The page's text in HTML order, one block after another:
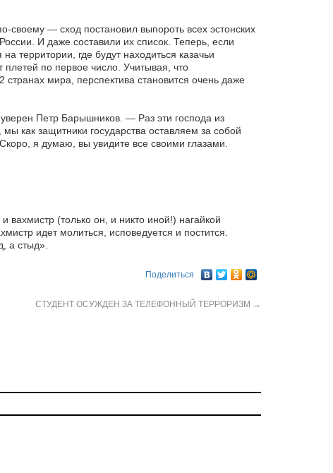
своему — сход постановил выпороть всех эстонских
И даже составили их список. Теперь, если
территории, где будут находиться казачьи
по первое число. Учитывая, что
странах мира, перспектива становится очень даже
Петр Барышников. — Раз эти господа из
как защитники государства оставляем за собой
я думаю, вы увидите все своими глазами.
вахмистр (только он, и никто иной!) нагайкой
идет молиться, исповедуется и постится.
а стыд».
Поделиться
СТУДЕНТ ОСУЖДЕН ЗА ТЕЛЕФОННЫЙ ТЕРРОРИЗМ →